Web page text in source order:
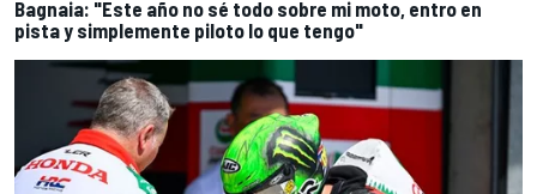
Bagnaia: "Este año no sé todo sobre mi moto, entro en
pista y simplemente piloto lo que tengo"